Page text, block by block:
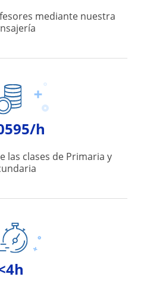
mediante nuestra
h
las clases de Primaria y